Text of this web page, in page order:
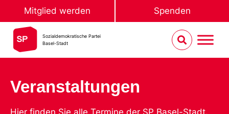
Mitglied werden Spenden
Sozialdemokratische Partei
Basel-Stadt
Veranstaltungen
Hier finden Sie alle Termine der SP Basel-Stadt.